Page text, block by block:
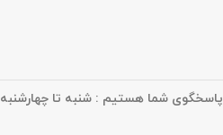
پاسخگوی شما هستیم : شنبه تا چهارشنبه